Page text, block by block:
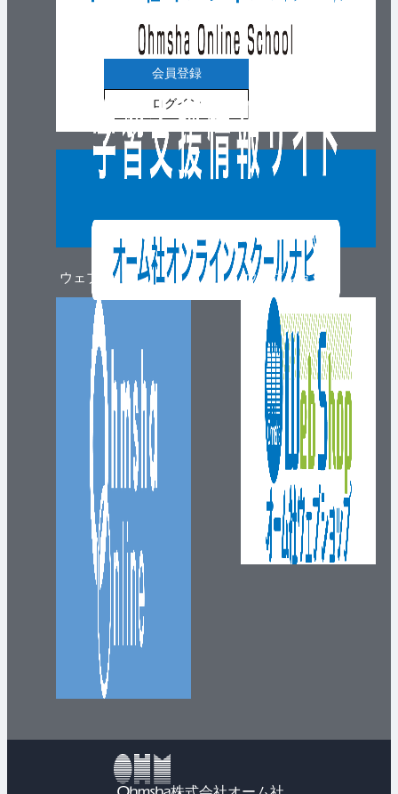
ウェブマガジン
会員登録
ログイン
ウェブショップ